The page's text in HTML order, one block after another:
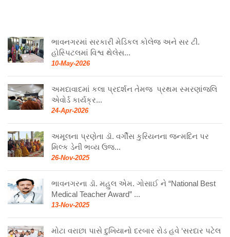
ભાવનગરમાં સરકારી મેડિકલ કોલેજ અને સર ટી.
હોસ્પિટલમાં વિશ્વ થેલેસ...
10-May-2026
અમદાવાદમાં કલા પ્રદર્શન તેમજ પ્રથમ સ્મરણાંજલિ
એવોર્ડ કાર્યક્ર...
24-Apr-2026
અમૂલના પ્રણેતા ડૉ. વર્ગીસ કુરિયનના જન્મદિન પર
મિલ્ક ડેની ભવ્ય ઉજ...
26-Nov-2025
ભાવનગરના ડૉ. મહુલ એમ. ગોસાઈ ને “National Best
Medical Teacher Award” ...
13-Nov-2025
મોટા વરાછા પાસે દુખિયાનો દરબાર રોડ હવે ‘સરદાર પટેલ